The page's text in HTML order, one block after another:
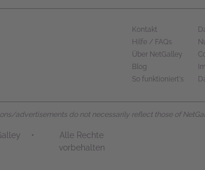
Kontakt
Hilfe / FAQs
Über NetGalley
Blog
So funktioniert's
advertisements do not necessarily reflect those of
•
Alle Rechte
vorbehalten